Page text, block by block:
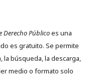
Derecho Públicoes una
es gratuito. Se permite
la búsqueda, la descarga,
medio o formato solo